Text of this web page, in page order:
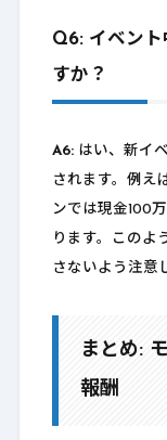
Q6: イベント
すか？
A6:はい、新イ
されます。例え
ンでは現金100
ります。このよ
さないよう注意
まとめ:
報酬